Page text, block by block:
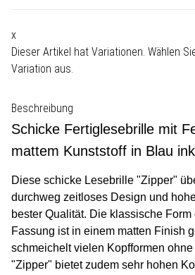
x
Dieser Artikel hat Variationen. Wählen
Variation aus.
Beschreibung
Schicke Fertiglesebrille mit
mattem Kunststoff in Blau
Diese schicke Lesebrille "Zipper"
durchweg zeitloses Design und
bester Qualität. Die klassische
Fassung ist in einem matten Finish
schmeichelt vielen Kopfformen
"Zipper" bietet zudem sehr hohen